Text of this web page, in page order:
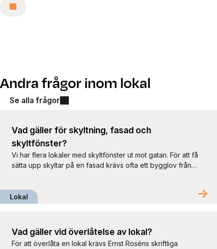
Andra frågor inom lokal
Se alla frågor
Lokal
Vad gäller för skyltning, fasad och
skyltfönster?
Vi har flera lokaler med skyltfönster ut mot gatan. För att få
sätta upp skyltar på en fasad krävs ofta ett bygglov från
följas så att det ser prydligt och enhetligt ut. Du ansvarar
själv för att […]
Vad gäller vid överlåtelse av lokal?
För att överlåta en lokal krävs Ernst Roséns skriftliga